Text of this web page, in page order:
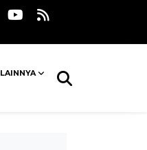
LAINNYA